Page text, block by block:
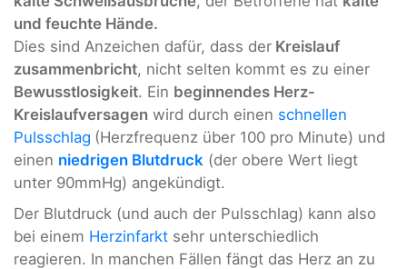
und feuchte Hände.
Dies sind Anzeichen dafür, dass der Kreislauf
zusammenbricht, nicht selten kommt es zu einer
Bewusstlosigkeit. Ein beginnendes Herz-
Kreislaufversagen wird durch einen schnellen
Pulsschlag (Herzfrequenz über 100 pro Minute) und
einen niedrigen Blutdruck (der obere Wert liegt
unter 90mmHg) angekündigt.
Der Blutdruck (und auch der Pulsschlag) kann also
bei einem Herzinfarkt sehr unterschiedlich
reagieren. In manchen Fällen fängt das Herz an zu